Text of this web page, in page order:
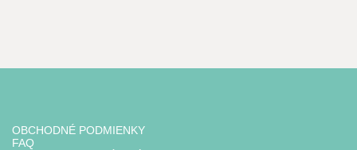
OBCHODNÉ PODMIENKY
FAQ